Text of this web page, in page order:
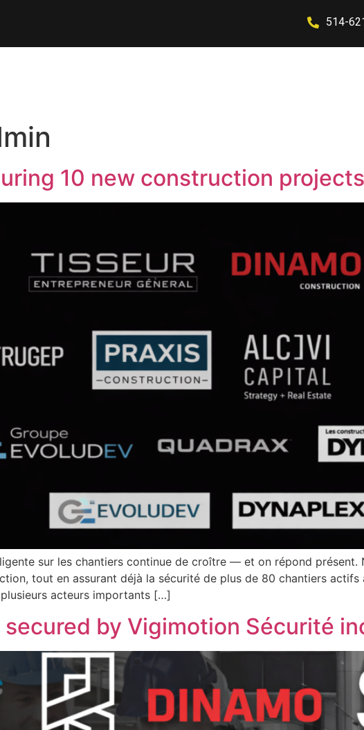
514-
10 new construction
sur les chantiers continue de croître — et on répond présent.
tout en assurant déjà la sécurité de plus de 80 chantiers
acteurs importants […]
by Vigimotion Sécurité